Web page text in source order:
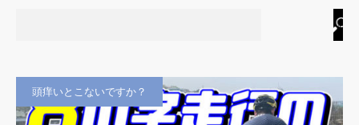
頭痒いとこないですか？